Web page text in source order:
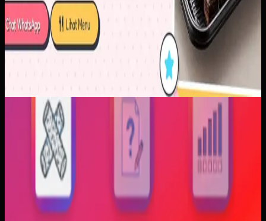
Aplikasi Mobile
Trajectfika
Trajectfika
Sebelumnya
Mahasiswa sering kesulitan menghubungkan persamaan
matematis dengan perilaku fisik yang sebenarnya,